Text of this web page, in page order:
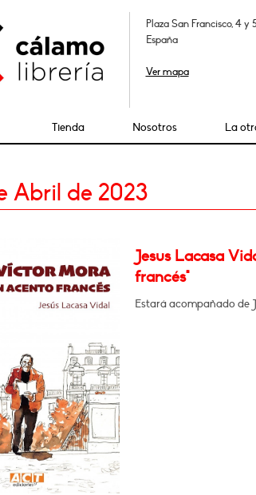
Plaza San Francisco, 4
España
Ver mapa
Tienda Nosotros La
Abril de 2023
Jesus Lacasa
francés"
Estará acompañado de